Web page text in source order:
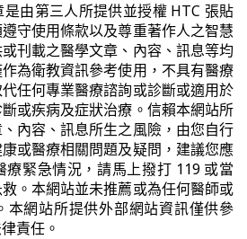
由第三人所提供並授權 HTC 張貼
守使用條款以及尊重著作人之智慧
刊載之醫學文章、內容、訊息等均
為衛教資訊參考使用，不具有醫療
任何專業醫療諮詢或診斷或適用於
或疾病及症狀治療。信賴本網站所
內容、訊息所生之風險，由您自行
或醫療相關問題及疑問，建議您應
療緊急情況，請馬上撥打 119 或當
。本網站並未推薦或為任何醫師或
本網站所提供外部網站資訊僅供參
責任。